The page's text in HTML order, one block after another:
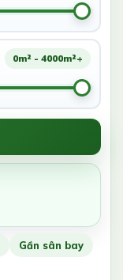
0m² - 4000m²+
Gần sân bay